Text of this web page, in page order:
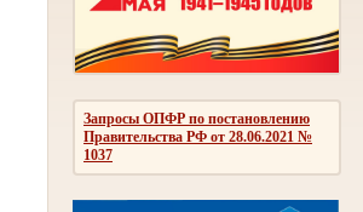
Запросы ОПФР по постановлению
Правительства РФ от 28.06.2021 №
1037